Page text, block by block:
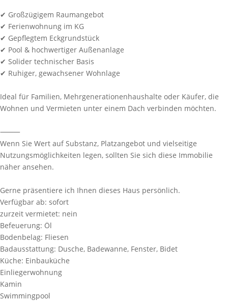
✔ Großzügigem Raumangebot
✔ Ferienwohnung im KG
✔ Gepflegtem Eckgrundstück
✔ Pool & hochwertiger Außenanlage
✔ Solider technischer Basis
✔ Ruhiger, gewachsener Wohnlage
Ideal für Familien, Mehrgenerationenhaushalte oder Käufer, die
Wohnen und Vermieten unter einem Dach verbinden möchten.
⸻
Wenn Sie Wert auf Substanz, Platzangebot und vielseitige
Nutzungsmöglichkeiten legen, sollten Sie sich diese Immobilie
näher ansehen.
Gerne präsentiere ich Ihnen dieses Haus persönlich.
Verfügbar ab: sofort
zurzeit vermietet: nein
Befeuerung: Öl
Bodenbelag: Fliesen
Badausstattung: Dusche, Badewanne, Fenster, Bidet
Küche: Einbauküche
Einliegerwohnung
Kamin
Swimmingpool